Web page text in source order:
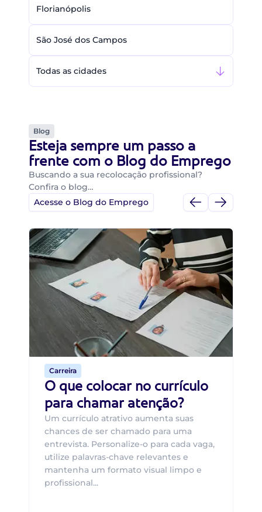
Florianópolis
São José dos Campos
Todas as cidades
Blog
Esteja sempre um passo a
frente com o Blog do Emprego
Buscando a sua recolocação profissional?
Confira o blog…
Acesse o Blog do Emprego
Carreira
O que colocar no currículo
para chamar atenção?
Um currículo atrativo aumenta suas
chances de ser chamado para uma
entrevista. Personalize-o para cada vaga,
utilize palavras-chave relevantes e
mantenha um formato visual limpo e
profissional...